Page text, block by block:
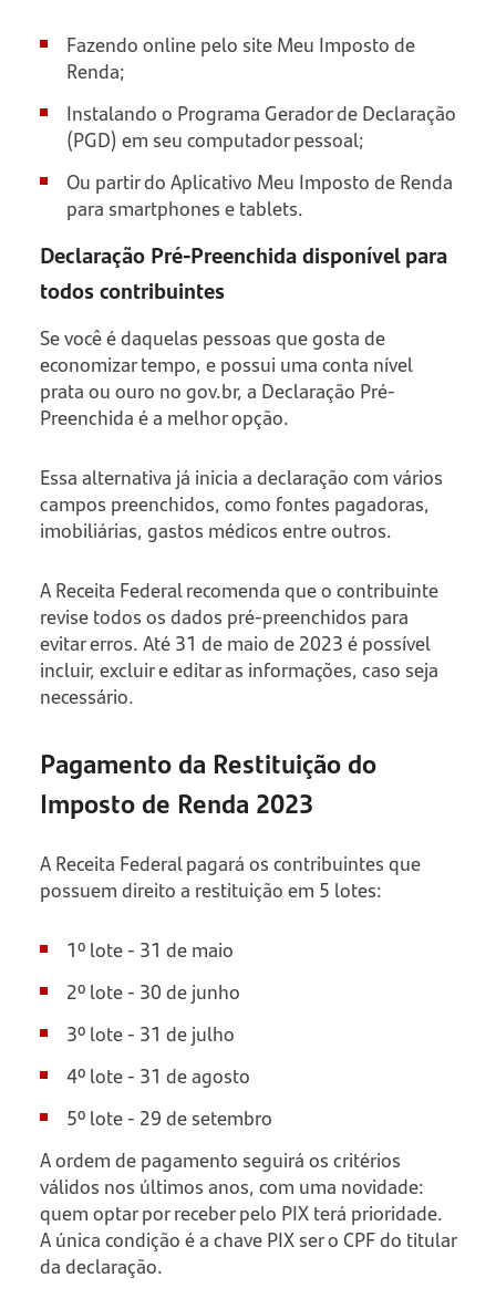
Fazendo online pelo site Meu Imposto de
Renda;
Instalando o Programa Gerador de Declaração
(PGD) em seu computador pessoal;
Ou partir do Aplicativo Meu Imposto de Renda
para smartphones e tablets.
Declaração Pré-Preenchida disponível para
todos contribuintes
Se você é daquelas pessoas que gosta de
economizar tempo, e possui uma conta nível
prata ou ouro no gov.br, a Declaração Pré-
Preenchida é a melhor opção.
Essa alternativa já inicia a declaração com vários
campos preenchidos, como fontes pagadoras,
imobiliárias, gastos médicos entre outros.
A Receita Federal recomenda que o contribuinte
revise todos os dados pré-preenchidos para
evitar erros. Até 31 de maio de 2023 é possível
incluir, excluir e editar as informações, caso seja
necessário.
Pagamento da Restituição do
Imposto de Renda 2023
A Receita Federal pagará os contribuintes que
possuem direito a restituição em 5 lotes:
1º lote - 31 de maio
2º lote - 30 de junho
3º lote - 31 de julho
4º lote - 31 de agosto
5º lote - 29 de setembro
A ordem de pagamento seguirá os critérios
válidos nos últimos anos, com uma novidade:
quem optar por receber pelo PIX terá prioridade.
A única condição é a chave PIX ser o CPF do titular
da declaração.